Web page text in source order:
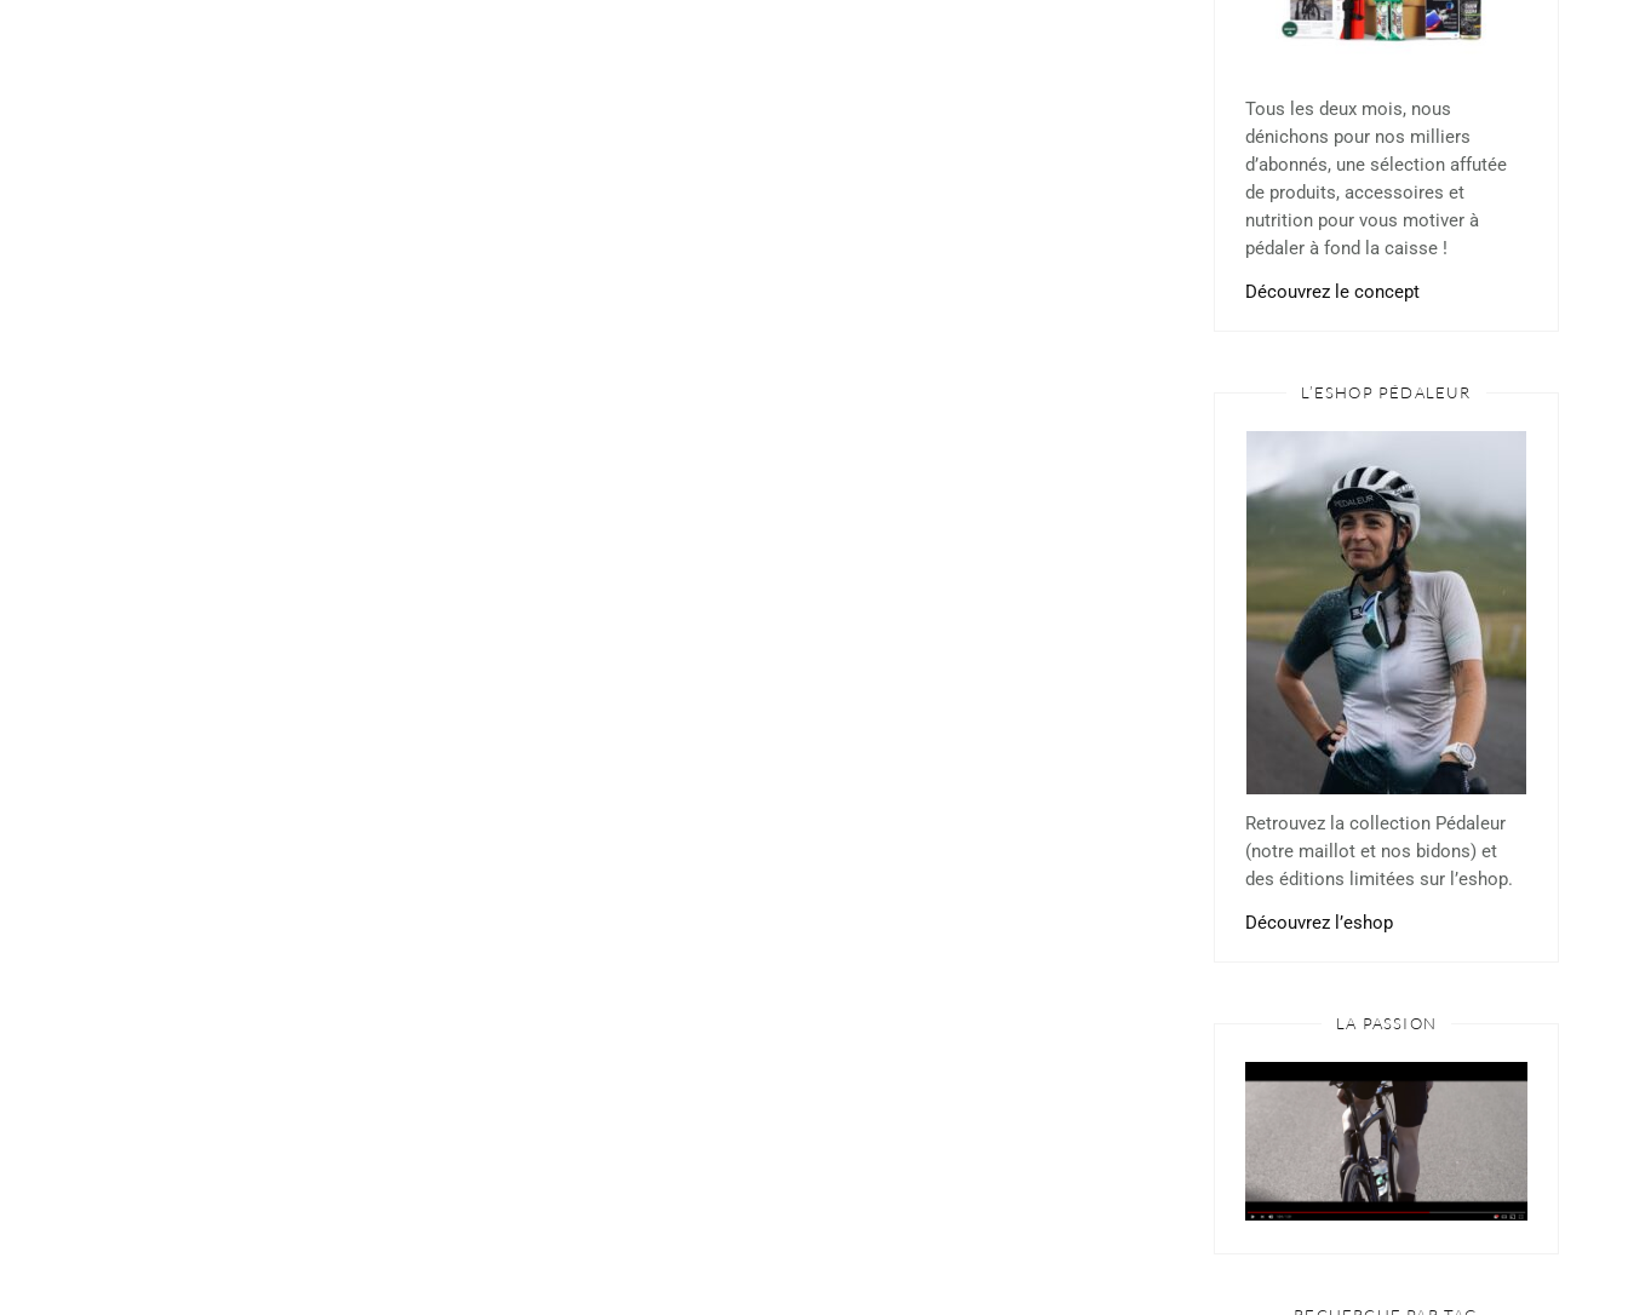
Tous les deux mois, nous
dénichons pour nos milliers
d’abonnés, une sélection affutée
de produits, accessoires et
nutrition pour vous motiver à
pédaler à fond la caisse !
Découvrez le concept
L’ESHOP PÉDALEUR
Retrouvez la collection Pédaleur
(notre maillot et nos bidons) et
des éditions limitées sur l’eshop.
Découvrez l’eshop
LA PASSION